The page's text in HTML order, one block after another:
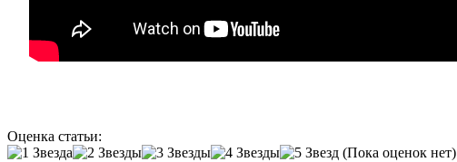
Оценка статьи:
(Пока оценок нет)